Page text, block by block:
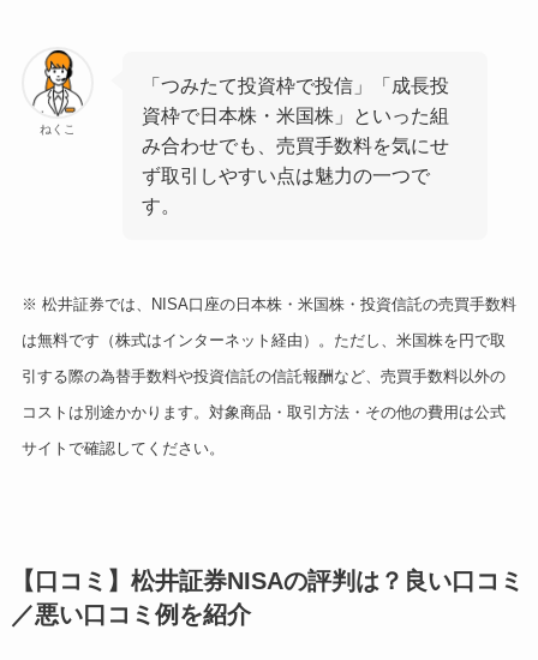
ねくこ
「つみたて投資枠で投信」「成長投
資枠で日本株・米国株」といった組
み合わせでも、売買手数料を気にせ
ず取引しやすい点は魅力の一つで
す。
※ 松井証券では、NISA口座の日本株・米国株・投資信託の売買手数料
は無料です（株式はインターネット経由）。ただし、米国株を円で取
引する際の為替手数料や投資信託の信託報酬など、売買手数料以外の
コストは別途かかります。対象商品・取引方法・その他の費用は公式
サイトで確認してください。
【口コミ】松井証券NISAの評判は？良い口コミ
／悪い口コミ例を紹介